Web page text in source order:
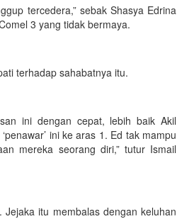
tercedera,” sebak Shasya Edrina
3 yang tidak bermaya.
terhadap sahabatnya itu.
ini dengan cepat, lebih baik Akil
ini ke aras 1. Ed tak mampu
mereka seorang diri,” tutur Ismail
Jejaka itu membalas dengan keluhan